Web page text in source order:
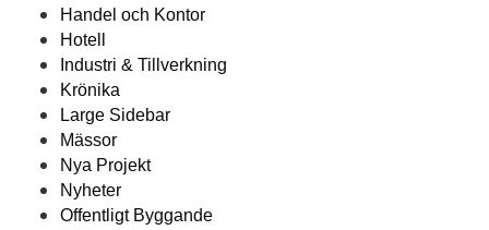
Handel och Kontor
Hotell
Industri & Tillverkning
Krönika
Large Sidebar
Mässor
Nya Projekt
Nyheter
Offentligt Byggande